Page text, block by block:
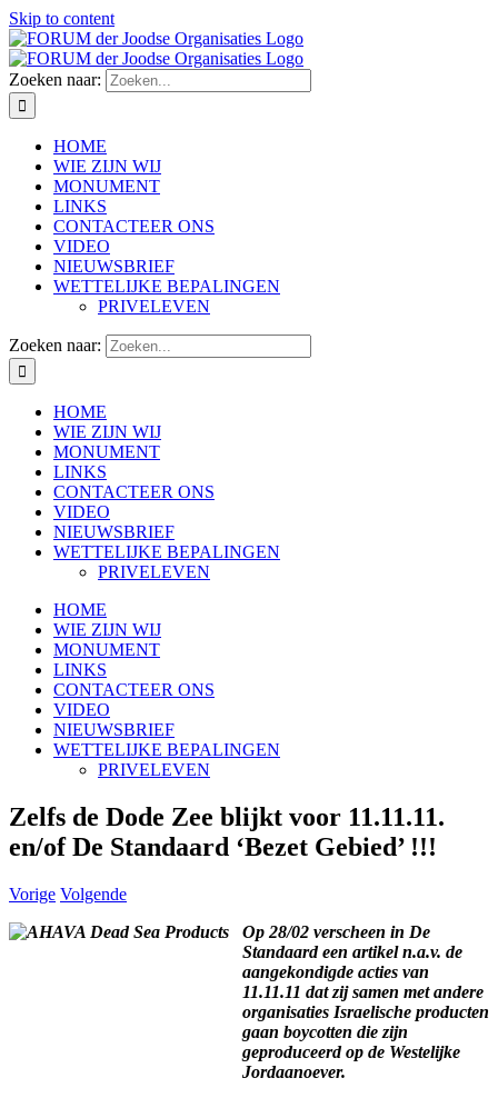
Skip to content
Zoeken naar:
HOME
WIE ZIJN WIJ
MONUMENT
LINKS
CONTACTEER ONS
VIDEO
NIEUWSBRIEF
WETTELIJKE BEPALINGEN
PRIVELEVEN
Zoeken naar:
HOME
WIE ZIJN WIJ
MONUMENT
LINKS
CONTACTEER ONS
VIDEO
NIEUWSBRIEF
WETTELIJKE BEPALINGEN
PRIVELEVEN
HOME
WIE ZIJN WIJ
MONUMENT
LINKS
CONTACTEER ONS
VIDEO
NIEUWSBRIEF
WETTELIJKE BEPALINGEN
PRIVELEVEN
Zelfs de Dode Zee blijkt voor 11.11.11.
en/of De Standaard ‘Bezet Gebied’ !!!
Vorige Volgende
Op 28/02 verscheen in De
Standaard een artikel n.a.v. de
aangekondigde acties van
11.11.11 dat zij samen met andere
organisaties Israelische producten
gaan boycotten die zijn
geproduceerd op de Westelijke
Jordaanoever.